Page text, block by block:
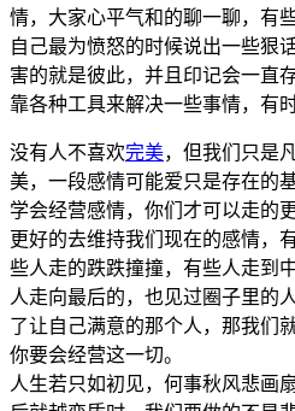
情，大家心平气和的聊一聊，有
自己最为愤怒的时候说出一些狠
害的就是彼此，并且印记会一直
靠各种工具来解决一些事情，有
没有人不喜欢完美，但我们只是
美，一段感情可能爱只是存在的
学会经营感情，你们才可以走的
更好的去维持我们现在的感情，
些人走的跌跌撞撞，有些人走到
人走向最后的，也见过圈子里的
了让自己满意的那个人，那我们
你要会经营这一切。
人生若只如初见，何事秋风悲画